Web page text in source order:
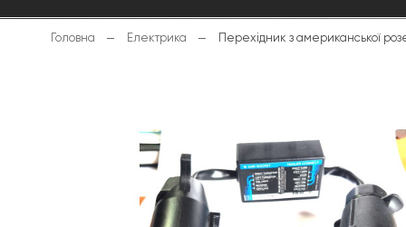
Головна Електрика Перехідник з американської